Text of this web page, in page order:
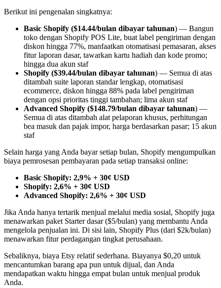
Berikut ini pengenalan singkatnya:
Basic Shopify ($14.44/bulan dibayar tahunan) — Bangun
toko dengan Shopify POS Lite, buat label pengiriman dengan
diskon hingga 77%, manfaatkan otomatisasi pemasaran, akses
fitur laporan dasar, tawarkan kartu hadiah dan kode promo;
hingga dua akun staf
Shopify ($39.44/bulan dibayar tahunan) — Semua di atas
ditambah suite laporan standar lengkap, otomatisasi
ecommerce, diskon hingga 88% pada label pengiriman
dengan opsi prioritas tinggi tambahan; lima akun staf
Advanced Shopify ($148.79/bulan dibayar tahunan) —
Semua di atas ditambah alat pelaporan khusus, perhitungan
bea masuk dan pajak impor, harga berdasarkan pasar; 15 akun
staf
Selain harga yang Anda bayar setiap bulan, Shopify mengumpulkan
biaya pemrosesan pembayaran pada setiap transaksi online:
Basic Shopify: 2,9% + 30¢ USD
Shopify: 2,6% + 30¢ USD
Advanced Shopify: 2,6% + 30¢ USD
Jika Anda hanya tertarik menjual melalui media sosial, Shopify juga
menawarkan paket Starter dasar ($5/bulan) yang membantu Anda
mengelola penjualan ini. Di sisi lain, Shopify Plus (dari $2k/bulan)
menawarkan fitur perdagangan tingkat perusahaan.
Sebaliknya, biaya Etsy relatif sederhana. Biayanya $0,20 untuk
mencantumkan barang apa pun untuk dijual, dan Anda
mendapatkan waktu hingga empat bulan untuk menjual produk
Anda.